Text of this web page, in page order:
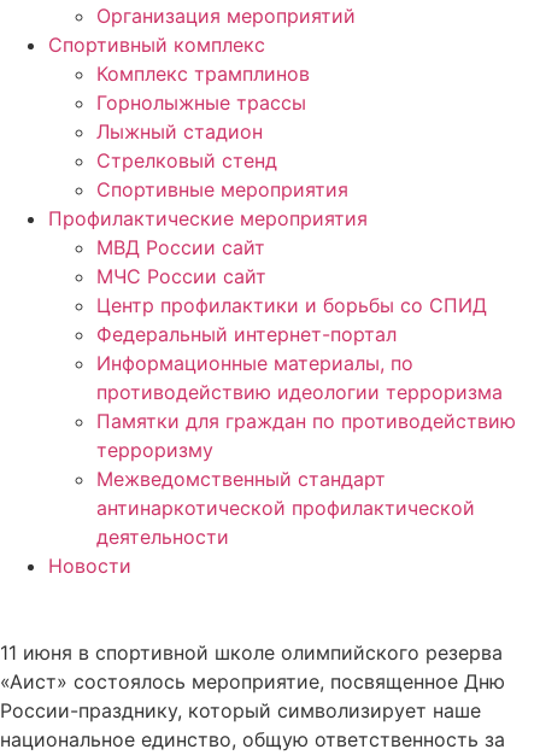
Организация мероприятий
Спортивный комплекс
Комплекс трамплинов
Горнолыжные трассы
Лыжный стадион
Стрелковый стенд
Спортивные мероприятия
Профилактические мероприятия
МВД России сайт
МЧС России сайт
Центр профилактики и борьбы со СПИД
Федеральный интернет-портал
Информационные материалы, по
противодействию идеологии терроризма
Памятки для граждан по противодействию
терроризму
Межведомственный стандарт
антинаркотической профилактической
деятельности
Новости
11 июня в спортивной школе олимпийского резерва
«Аист» состоялось мероприятие, посвященное Дню
России-празднику, который символизирует наше
национальное единство, общую ответственность за